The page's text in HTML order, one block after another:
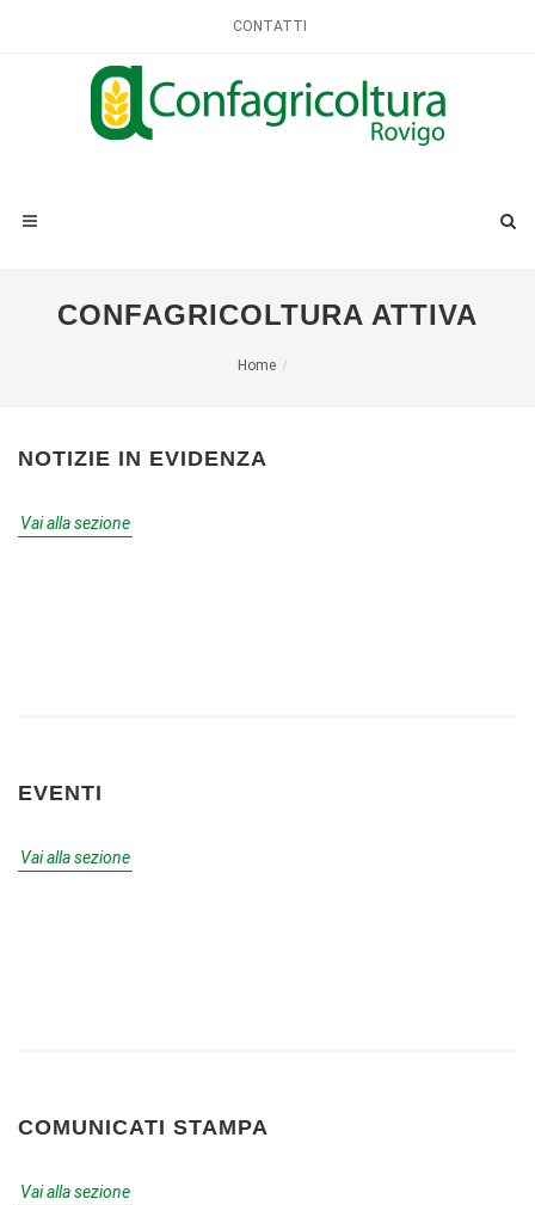
CONTATTI
CONFAGRICOLTURA ATTIVA
Home
NOTIZIE IN EVIDENZA
Vai alla sezione
EVENTI
Vai alla sezione
COMUNICATI STAMPA
Vai alla sezione